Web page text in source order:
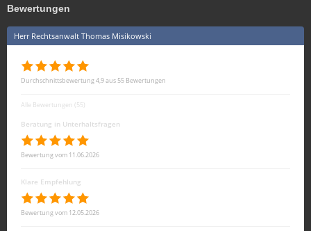
Bewertungen
Herr Rechtsanwalt Thomas Misikowski
Durchschnittsbewertung 4,9 aus 55 Bewertungen
Alle Bewertungen (55)
Beratung in Unterhaltsfragen
Bewertung vom 11.06.2026
Klare Empfehlung
Bewertung vom 12.05.2026